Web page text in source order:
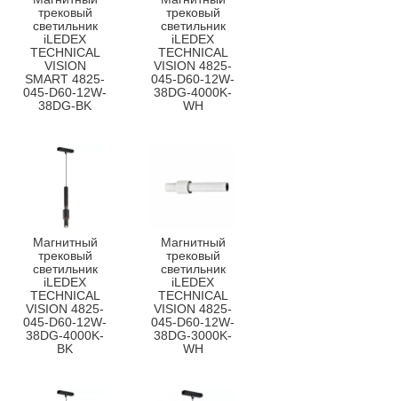
трековый
светильник
iLEDEX
TECHNICAL
VISION
SMART 4825-
045-D60-12W-
38DG-BK
трековый
светильник
iLEDEX
TECHNICAL
VISION 4825-
045-D60-12W-
38DG-4000K-
WH
Магнитный
трековый
светильник
iLEDEX
TECHNICAL
VISION 4825-
045-D60-12W-
38DG-4000K-
BK
Магнитный
трековый
светильник
iLEDEX
TECHNICAL
VISION 4825-
045-D60-12W-
38DG-3000K-
WH